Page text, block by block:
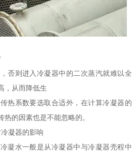
否则进入冷凝器中的二次蒸汽就难以全
，从而降低生
热系数要选取合适外，在计算冷凝器的
的因素也是不能忽略的。
冷凝器的影响
凝水一般是从冷凝器中与冷凝器壳程中